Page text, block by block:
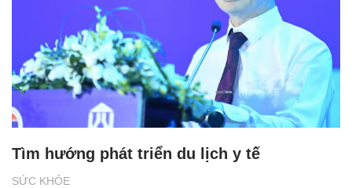
SỨC KHỎE
Tìm hướng phát triển du lịch y tế